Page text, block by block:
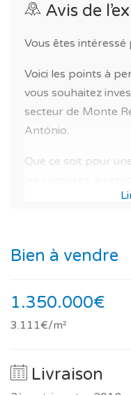
REI VILLAS" pour
Avis de
Vous êtes intéressé
Voici les points à
vous souhaitez
secteur de Monte
António.
Que ce soit pour
pour l'achat d'un
optimisé, que par la
D'ailleurs d'après
pour de l'habitation.
Bien à vendre
1.350.000€
3.111€/m²
Livraison